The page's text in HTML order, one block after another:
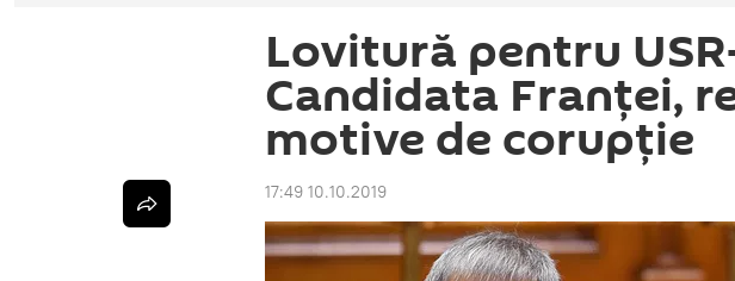
Lovitură pentru
Candidata Franței,
motive de corupție
17:49 10.10.2019